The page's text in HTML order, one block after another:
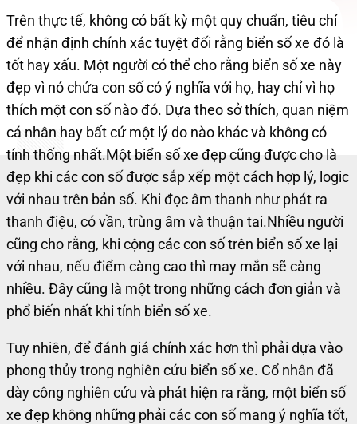
Trên thực tế, không có bất kỳ một quy chuẩn, tiêu chí
để nhận định chính xác tuyệt đối rằng biển số xe đó là
tốt hay xấu. Một người có thể cho rằng biển số xe này
đẹp vì nó chứa con số có ý nghĩa với họ, hay chỉ vì họ
thích một con số nào đó. Dựa theo sở thích, quan niệm
cá nhân hay bất cứ một lý do nào khác và không có
tính thống nhất.Một biển số xe đẹp cũng được cho là
đẹp khi các con số được sắp xếp một cách hợp lý, logic
với nhau trên bản số. Khi đọc âm thanh như phát ra
thanh điệu, có vần, trùng âm và thuận tai.Nhiều người
cũng cho rằng, khi cộng các con số trên biển số xe lại
với nhau, nếu điểm càng cao thì may mắn sẽ càng
nhiều. Đây cũng là một trong những cách đơn giản và
phổ biến nhất khi tính biển số xe.
Tuy nhiên, để đánh giá chính xác hơn thì phải dựa vào
phong thủy trong nghiên cứu biển số xe. Cổ nhân đã
dày công nghiên cứu và phát hiện ra rằng, một biển số
xe đẹp không những phải các con số mang ý nghĩa tốt,